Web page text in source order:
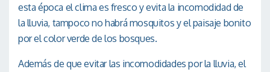
esta época el clima es fresco y evita la incomodidad de
la lluvia, tampoco no habrá mosquitos y el paisaje bonito
por el color verde de los bosques.
Además de que evitar las incomodidades por la lluvia, el